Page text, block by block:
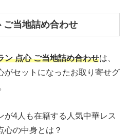
ご当地詰め合わせ
ン 点心 ご当地詰め合わせは、
がセットになったお取り寄せグ
が4人も在籍する人気中華レス
心の中身とは？